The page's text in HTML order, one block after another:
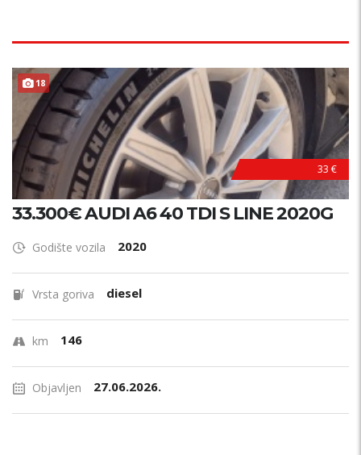
18
33 €
33.300€ AUDI A6 40 TDI S LINE 2020G
Godište vozila 2020
Vrsta goriva diesel
km 146
Objavljen 27.06.2026.